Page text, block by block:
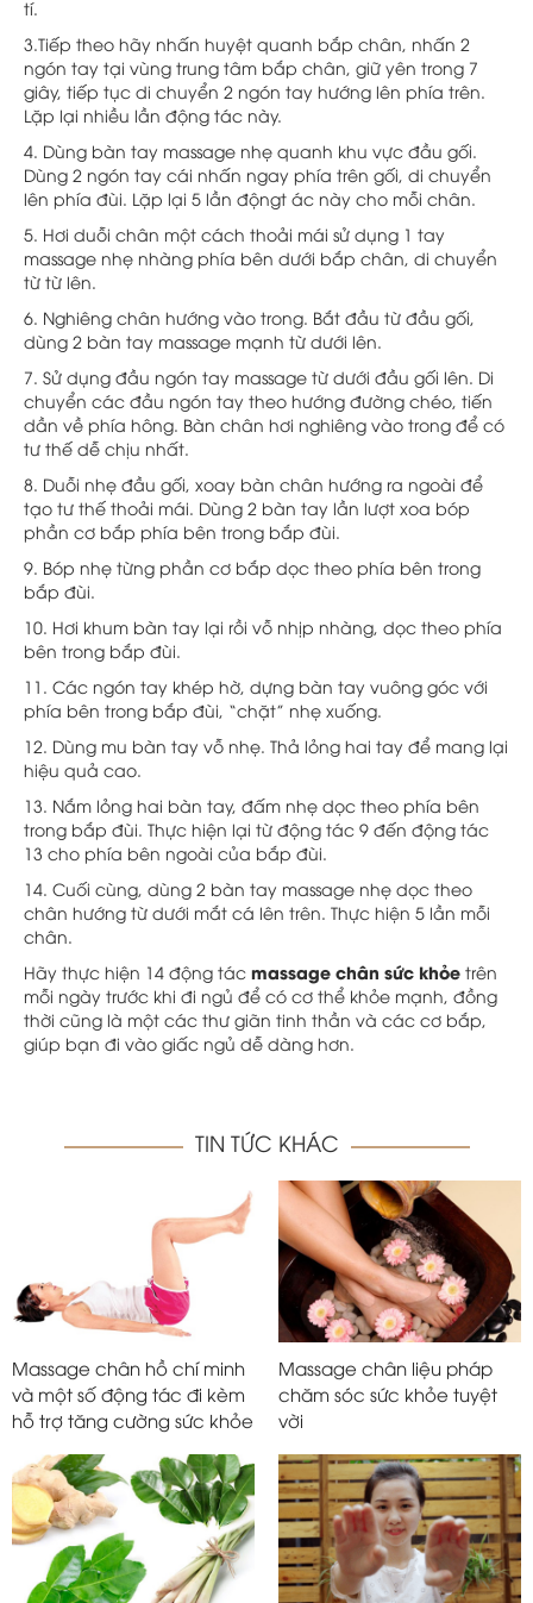
tí.
3.Tiếp theo hãy nhấn huyệt quanh bắp chân, nhấn 2
ngón tay tại vùng trung tâm bắp chân, giữ yên trong 7
giây, tiếp tục di chuyển 2 ngón tay hướng lên phía trên.
Lặp lại nhiều lần động tác này.
4. Dùng bàn tay massage nhẹ quanh khu vực đầu gối.
Dùng 2 ngón tay cái nhấn ngay phía trên gối, di chuyển
lên phía đùi. Lặp lại 5 lần độngt ác này cho mỗi chân.
5. Hơi duỗi chân một cách thoải mái sử dụng 1 tay
massage nhẹ nhàng phía bên dưới bắp chân, di chuyển
từ từ lên.
6. Nghiêng chân hướng vào trong. Bắt đầu từ đầu gối,
dùng 2 bàn tay massage mạnh từ dưới lên.
7. Sử dụng đầu ngón tay massage từ dưới đầu gối lên. Di
chuyển các đầu ngón tay theo hướng đường chéo, tiến
dần về phía hông. Bàn chân hơi nghiêng vào trong để có
tư thế dễ chịu nhất.
8. Duỗi nhẹ đầu gối, xoay bàn chân hướng ra ngoài để
tạo tư thế thoải mái. Dùng 2 bàn tay lần lượt xoa bóp
phần cơ bắp phía bên trong bắp đùi.
9. Bóp nhẹ từng phần cơ bắp dọc theo phía bên trong
bắp đùi.
10. Hơi khum bàn tay lại rồi vỗ nhịp nhàng, dọc theo phía
bên trong bắp đùi.
11. Các ngón tay khép hờ, dựng bàn tay vuông góc với
phía bên trong bắp đùi, “chặt” nhẹ xuống.
12. Dùng mu bàn tay vỗ nhẹ. Thả lỏng hai tay để mang lại
hiệu quả cao.
13. Nắm lỏng hai bàn tay, đấm nhẹ dọc theo phía bên
trong bắp đùi. Thực hiện lại từ động tác 9 đến động tác
13 cho phía bên ngoài của bắp đùi.
14. Cuối cùng, dùng 2 bàn tay massage nhẹ dọc theo
chân hướng từ dưới mắt cá lên trên. Thực hiện 5 lần mỗi
chân.
Hãy thực hiện 14 động tác massage chân sức khỏe trên
mỗi ngày trước khi đi ngủ để có cơ thể khỏe mạnh, đồng
thời cũng là một các thư giãn tinh thần và các cơ bắp,
giúp bạn đi vào giấc ngủ dễ dàng hơn.
TIN TỨC KHÁC
Massage chân hồ chí minh
và một số động tác đi kèm
hỗ trợ tăng cường sức khỏe
Massage chân liệu pháp
chăm sóc sức khỏe tuyệt
vời